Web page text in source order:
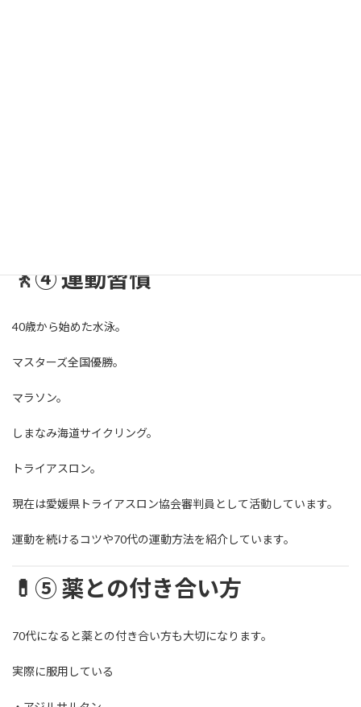
🚶④ 運動習慣
40歳から始めた水泳。
マスターズ全国優勝。
マラソン。
しまなみ海道サイクリング。
トライアスロン。
現在は愛媛県トライアスロン協会審判員として活動しています。
運動を続けるコツや70代の運動方法を紹介しています。
💊⑤ 薬との付き合い方
70代になると薬との付き合い方も大切になります。
実際に服用している